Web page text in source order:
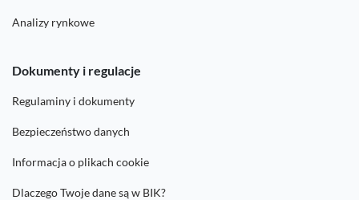
Analizy rynkowe
Dokumenty i regulacje
Regulaminy i dokumenty
Bezpieczeństwo danych
Informacja o plikach cookie
Dlaczego Twoje dane są w BIK?